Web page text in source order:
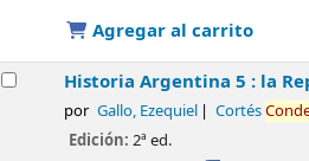
Agregar al carrito
Historia Argentina 5 : la
por Gallo, Ezequiel Cortés
Edición:2ª ed.